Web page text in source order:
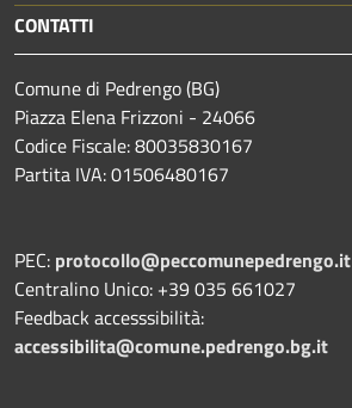
CONTATTI
Comune di Pedrengo (BG)
Piazza Elena Frizzoni - 24066
Codice Fiscale: 80035830167
Partita IVA: 01506480167
PEC: protocollo@peccomunepedrengo.it
Centralino Unico: +39 035 661027
Feedback accesssibilità:
accessibilita@comune.pedrengo.bg.it